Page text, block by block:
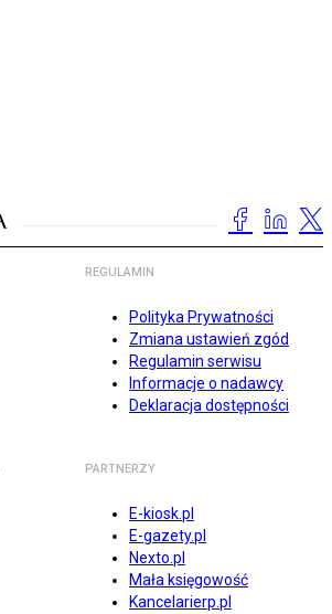
REGULAMIN
Polityka Prywatności
Zmiana ustawień zgód
Regulamin serwisu
Informacje o nadawcy
Deklaracja dostępności
PARTNERZY
E-kiosk.pl
E-gazety.pl
Nexto.pl
Mała księgowość
Kancelarierp.pl